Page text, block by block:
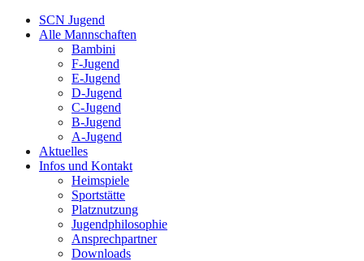
SCN Jugend
Alle Mannschaften
Bambini
F-Jugend
E-Jugend
D-Jugend
C-Jugend
B-Jugend
A-Jugend
Aktuelles
Infos und Kontakt
Heimspiele
Sportstätte
Platznutzung
Jugendphilosophie
Ansprechpartner
Downloads